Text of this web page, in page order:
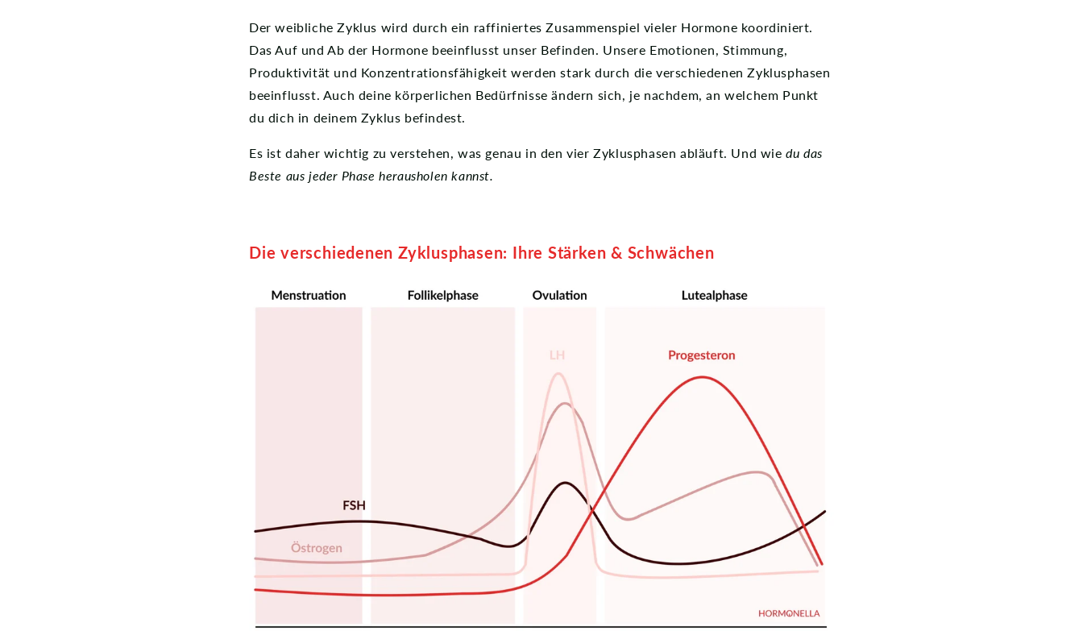
Der weibliche Zyklus wird durch ein raffiniertes Zusammenspiel vieler Hormone koordiniert.
Das Auf und Ab der Hormone beeinflusst unser Befinden. Unsere Emotionen, Stimmung,
Produktivität und Konzentrationsfähigkeit werden stark durch die verschiedenen Zyklusphasen
beeinflusst. Auch deine körperlichen Bedürfnisse ändern sich, je nachdem, an welchem Punkt
du dich in deinem Zyklus befindest.
Es ist daher wichtig zu verstehen, was genau in den vier Zyklusphasen abläuft. Und wie du das
Beste aus jeder Phase herausholen kannst.
Die verschiedenen Zyklusphasen: Ihre Stärken & Schwächen